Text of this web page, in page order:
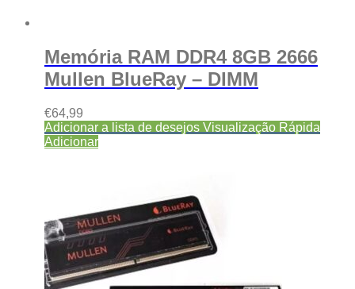
Memória RAM DDR4 8GB 2666
Mullen BlueRay – DIMM
€64,99
Adicionar a lista de desejos Visualização Rápida
Adicionar